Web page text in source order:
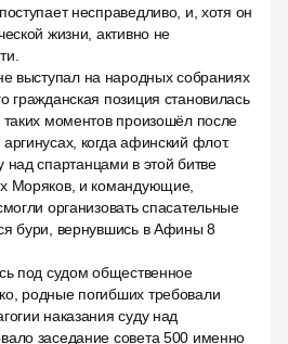
несправедливо, и, хотя он
жизни, активно не
выступал на народных собраниях
гражданская позиция становилась
моментов произошёл после
когда афинский флот.
спартанцами в этой битве
Моряков, и командующие,
организовать спасательные
бури, вернувшись в Афины 8
под судом общественное
родные погибших требовали
наказания суду над
заседание совета 500 именно